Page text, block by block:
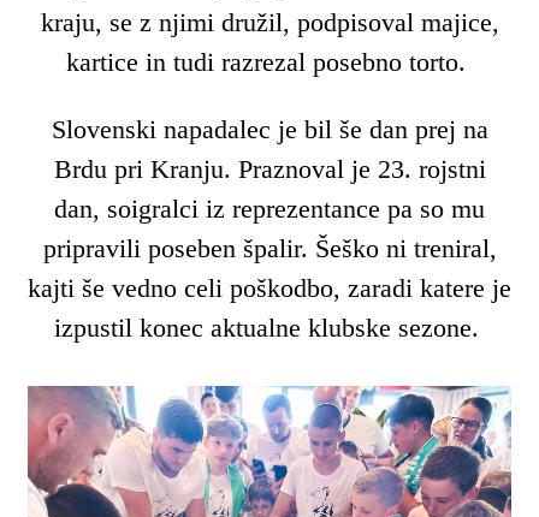
kraju, se z njimi družil, podpisoval majice,
kartice in tudi razrezal posebno torto.
Slovenski napadalec je bil še dan prej na
Brdu pri Kranju. Praznoval je 23. rojstni
dan, soigralci iz reprezentance pa so mu
pripravili poseben špalir. Šeško ni treniral,
kajti še vedno celi poškodbo, zaradi katere je
izpustil konec aktualne klubske sezone.